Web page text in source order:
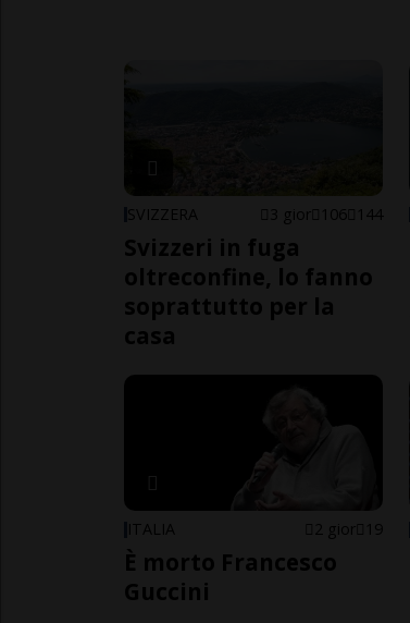
SVIZZERA 3 gior 106 144
Svizzeri in fuga
oltreconfine, lo fanno
soprattutto per la
casa
ITALIA 2 gior 19
È morto Francesco
Guccini